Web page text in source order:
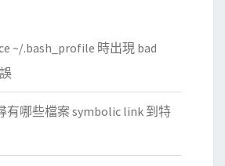
~/.bash_profile 時出現 bad
有哪些檔案 symbolic link 到特